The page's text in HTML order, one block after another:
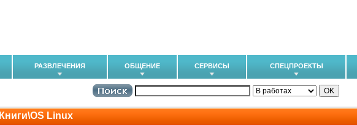
РАЗВЛЕЧЕНИЯ ОБЩЕНИЕ СЕРВИСЫ СПЕЦПРОЕКТЫ
Книги\OS Linux